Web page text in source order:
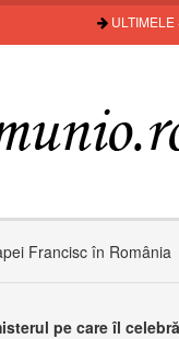
ULTIMELE
Francisc în România
pe care îl